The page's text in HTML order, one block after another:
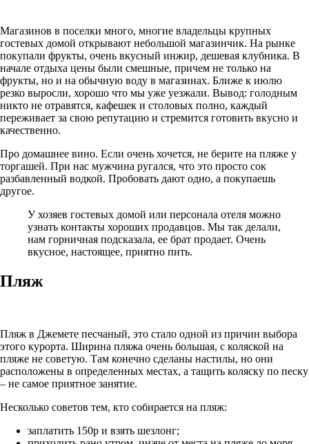
Магазинов в поселки много, многие владельцы крупных
гостевых домой открывают небольшой магазинчик. На рынке
покупали фрукты, очень вкусный инжир, дешевая клубника. В
начале отдыха цены были смешные, причем не только на
фрукты, но и на обычную воду в магазинах. Ближе к июлю
резко выросли, хорошо что мы уже уезжали. Вывод: голодным
никто не отравятся, кафешек и столовых полно, каждый
переживает за свою репутацию и стремится готовить вкусно и
качественно.
Про домашнее вино. Если очень хочется, не берите на пляже у
торгашей. При нас мужчина ругался, что это просто сок
разбавленный водкой. Пробовать дают одно, а покупаешь
другое.
У хозяев гостевых домой или персонала отеля можно
узнать контакты хороших продавцов. Мы так делали,
нам горничная подсказала, ее брат продает. Очень
вкусное, настоящее, приятно пить.
Пляж
Пляж в Джемете песчаный, это стало одной из причин выбора
этого курорта. Ширина пляжа очень большая, с коляской на
пляже не советую. Там конечно сделаны настилы, но они
расположены в определенных местах, а тащить коляску по песку
– не самое приятное занятие.
Несколько советов тем, кто собирается на пляж:
заплатить 150р и взять шезлонг;